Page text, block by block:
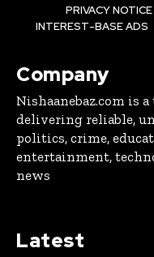
PRIVACY NOTICE
INTEREST-BASE ADS
Company
Nishaanebaz.com is
delivering reliable,
politics, crime,
entertainment,
news
Latest